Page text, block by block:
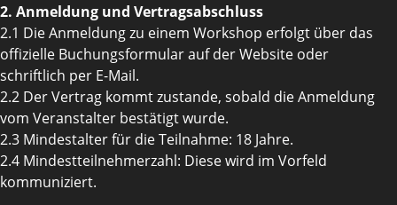
2. Anmeldung und Vertragsabschluss
2.1 Die Anmeldung zu einem Workshop erfolgt über das
offizielle Buchungsformular auf der Website oder
schriftlich per E-Mail.
2.2 Der Vertrag kommt zustande, sobald die Anmeldung
vom Veranstalter bestätigt wurde.
2.3 Mindestalter für die Teilnahme: 18 Jahre.
2.4 Mindestteilnehmerzahl: Diese wird im Vorfeld
kommuniziert.